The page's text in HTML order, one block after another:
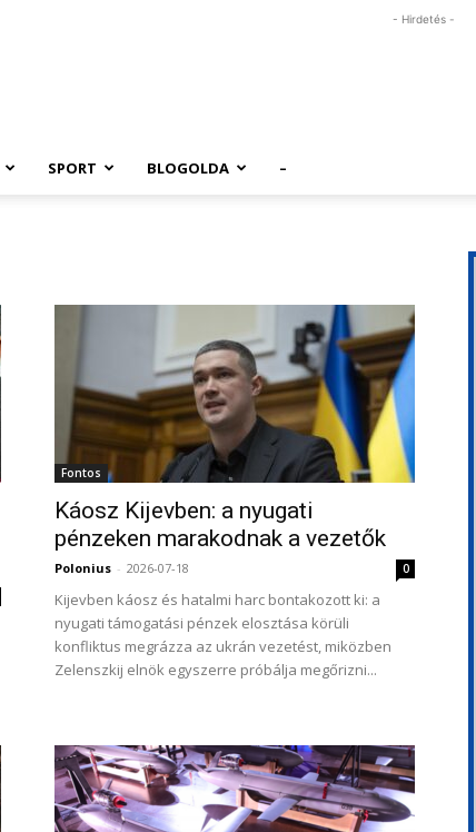
- Hirdetés -
SPORT BLOGOLDA –
Fontos
Káosz Kijevben: a nyugati
pénzeken marakodnak a vezetők
Polonius - 2026-07-18 0
Kijevben káosz és hatalmi harc bontakozott ki: a
nyugati támogatási pénzek elosztása körüli
konfliktus megrázza az ukrán vezetést, miközben
Zelenszkij elnök egyszerre próbálja megőrizni...